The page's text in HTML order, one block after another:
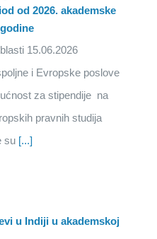
od 2026. akademske
15.06.2026
i Evropske poslove
za stipendije na
pravnih studija
su [...]
u Indiji u akademskoj